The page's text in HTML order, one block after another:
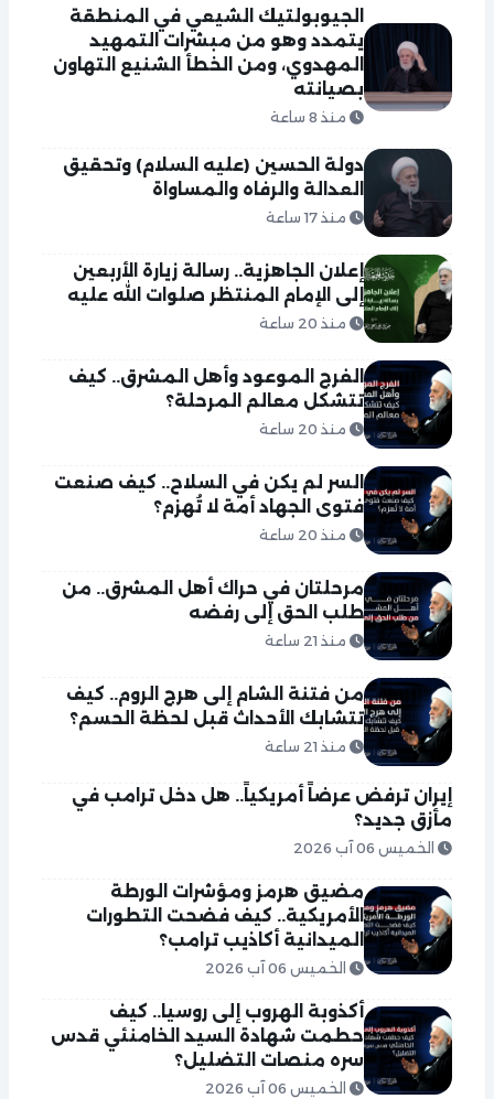
الجيوبولتيك الشيعي في المنطقة
يتمدد وهو من مبشرات التمهيد
المهدوي، ومن الخطأ الشنيع التهاون
بصيانته
منذ 8 ساعة
دولة الحسين (عليه السلام) وتحقيق
العدالة والرفاه والمساواة
منذ 17 ساعة
إعلان الجاهزية.. رسالة زيارة الأربعين
إلى الإمام المنتظر صلوات الله عليه
منذ 20 ساعة
الفرج الموعود وأهل المشرق.. كيف
تتشكل معالم المرحلة؟
منذ 20 ساعة
السر لم يكن في السلاح.. كيف صنعت
فتوى الجهاد أمة لا تُهزم؟
منذ 20 ساعة
مرحلتان في حراك أهل المشرق.. من
طلب الحق إلى رفضه
منذ 21 ساعة
من فتنة الشام إلى هرج الروم.. كيف
تتشابك الأحداث قبل لحظة الحسم؟
منذ 21 ساعة
إيران ترفض عرضاً أمريكياً.. هل دخل ترامب في
مأزق جديد؟
الخميس 06 آب 2026
مضيق هرمز ومؤشرات الورطة
الأمريكية.. كيف فضحت التطورات
الميدانية أكاذيب ترامب؟
الخميس 06 آب 2026
أكذوبة الهروب إلى روسيا.. كيف
حطمت شهادة السيد الخامنئي قدس
سره منصات التضليل؟
الخميس 06 آب 2026